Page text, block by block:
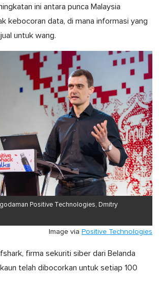
ini antara punca Malaysia
kebocoran data, di mana informasi yang
untuk wang.
Positive Technologies, Dmitry
Image via Positive Technologies
firma sekuriti siber dari Belanda
telah dibocorkan untuk setiap 100